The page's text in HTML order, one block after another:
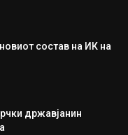
состав на ИК на
државјанин